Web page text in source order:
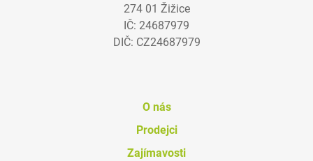
274 01 Žižice
IČ: 24687979
DIČ: CZ24687979
O nás
Prodejci
Zajímavosti